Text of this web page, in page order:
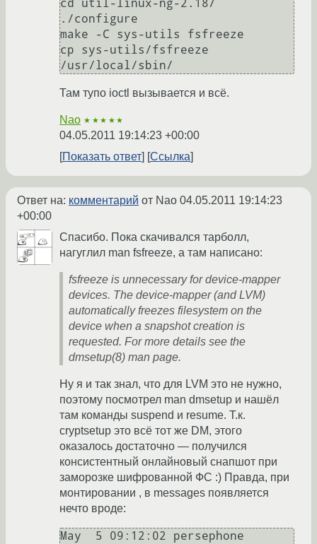
cd util-linux-ng-2.18/
./configure
make -C sys-utils fsfreeze
cp sys-utils/fsfreeze
Там тупо ioctl вызывается и всё.
Nao ★★★★★
04.05.2011 19:14:23 +00:00
Показать ответ
Ссылка
Ответ на: комментарий от Nao 04.05.2011 19:14:23
+00:00
Спасибо. Пока скачивался тарболл,
нагуглил man fsfreeze, а там написано:
fsfreeze is unnecessary for device-mapper
devices. The device-mapper (and LVM)
automatically freezes filesystem on the
device when a snapshot creation is
requested. For more details see the
dmsetup(8) man page.
Ну я и так знал, что для LVM это не нужно,
поэтому посмотрел man dmsetup и нашёл
там команды suspend и resume. Т.к.
cryptsetup это всё тот же DM, этого
оказалось достаточно — получился
консистентный онлайновый снапшот при
заморозке шифрованной ФС :) Правда, при
монтировании , в messages появляется
нечто вроде:
May  5 09:12:02 persephone